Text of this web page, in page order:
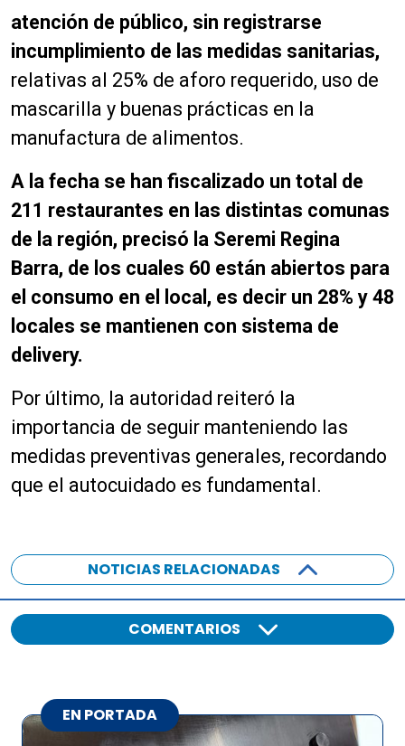
atención de público, sin registrarse
incumplimiento de las medidas sanitarias,
relativas al 25% de aforo requerido, uso de
mascarilla y buenas prácticas en la
manufactura de alimentos.
A la fecha se han fiscalizado un total de
211 restaurantes en las distintas comunas
de la región, precisó la Seremi Regina
Barra, de los cuales 60 están abiertos para
el consumo en el local, es decir un 28% y 48
locales se mantienen con sistema de
delivery.
Por último, la autoridad reiteró la
importancia de seguir manteniendo las
medidas preventivas generales, recordando
que el autocuidado es fundamental.
NOTICIAS RELACIONADAS
COMENTARIOS
EN PORTADA